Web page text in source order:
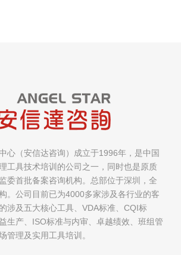
心（安信达咨询）成立于1996年，是中国
工具技术培训的公司之一，同时也是原质
委首批备案咨询机构。总部位于深圳，全
。公司目前已为4000多家涉及各行业的客
涉及五大核心工具、VDA标准、CQI标
生产、ISO标准与内审、卓越绩效、班组管
管理及实用工具培训。